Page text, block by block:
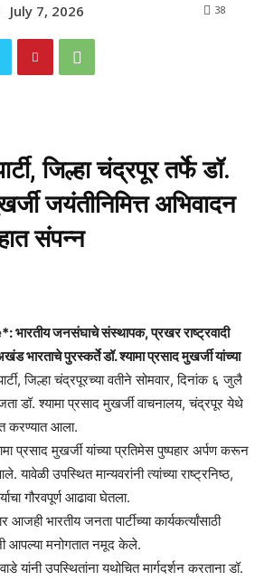
July 7, 2026 38
जिल्हा चंद्रपूर तर्फे डॉ.
जयंतीनिमित्त अभिवादन
संपन्न
जनसंघाचे संस्थापक, प्रखर राष्ट्रवादी
भारताचे पुरस्कर्तेडॉ. श्यामा प्रसाद मुखर्जी यांच्या
जिल्हा चंद्रपूरच्या वतीने सोमवार, दिनांक ६ जुलै
डॉ. श्यामा प्रसाद मुखर्जी वाचनालय, चंद्रपूर येथे
करण्यात आला.
प्रसाद मुखर्जी यांच्या प्रतिमेस पुष्पहार अर्पण करून
उपस्थित मान्यवरांनी त्यांच्या राष्ट्रनिष्ठ,
गौरवपूर्ण आढावा घेतला.
आजही भारतीय जनता पार्टीच्या कार्यकर्त्यांसाठी
आपल्या मनोगतात नमूद केले.
यांनी उपस्थितांना यथोचित मार्गदर्शन करताना डॉ.